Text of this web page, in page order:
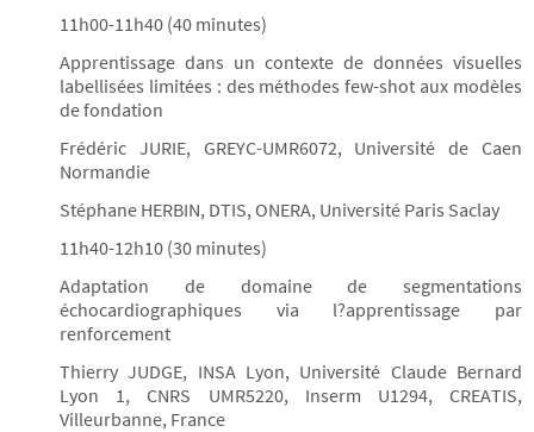
11h00-11h40 (40 minutes)
Apprentissage dans un contexte de données visuelles
labellisées limitées : des méthodes few-shot aux modèles
de fondation
Frédéric JURIE, GREYC-UMR6072, Université de Caen
Normandie
Stéphane HERBIN, DTIS, ONERA, Université Paris Saclay
11h40-12h10 (30 minutes)
Adaptation de domaine de segmentations
échocardiographiques via l?apprentissage par
renforcement
Thierry JUDGE, INSA Lyon, Université Claude Bernard
Lyon 1, CNRS UMR5220, Inserm U1294, CREATIS,
Villeurbanne, France